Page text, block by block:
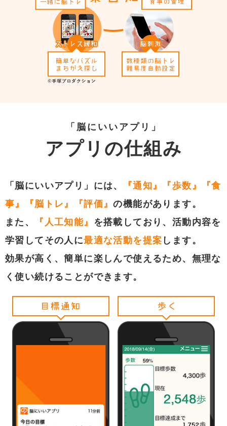
「脳にいいアプリ」
アプリの仕組み
「脳にいいアプリ」には、
『通知』『歩数』『食
事』『脳トレ』『評価』の機能があります。
また、
『人工知能』
を搭載しており、活動内容を
学習してその人に最適な活動を提案 します。
効果が高く、簡単に楽しんで使えるため、無理な
く使い続けることができます。